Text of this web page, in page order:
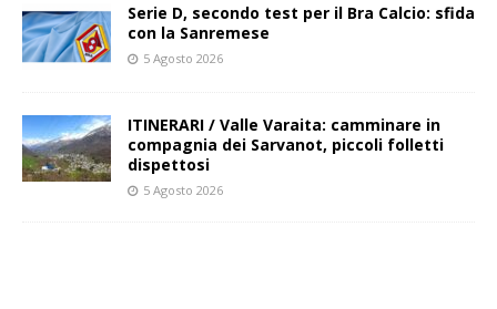
Serie D, secondo test per il Bra Calcio: sfida
con la Sanremese
5 Agosto 2026
ITINERARI / Valle Varaita: camminare in
compagnia dei Sarvanot, piccoli folletti
dispettosi
5 Agosto 2026